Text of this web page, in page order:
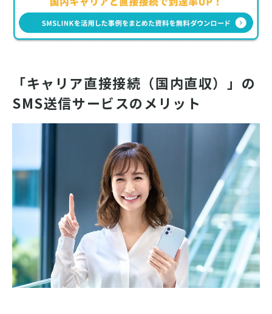
「キャリア直接接続（国内直収）」の
SMS送信サービスのメリット